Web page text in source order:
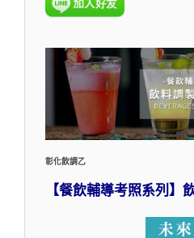
彰化飲調乙
【餐飲輔導考照系列】